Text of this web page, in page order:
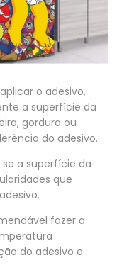
o adesivo,
a superfície da
gordura ou
do adesivo.
a superfície da
que
fazer a
do adesivo e